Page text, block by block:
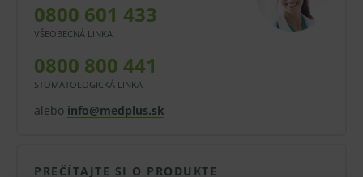
tehotenská poradňa.
zdravotníckej pomôcky in vitro odporúčame poradu s
0800 601 433
VŠEOBECNÁ LINKA
0800 800 441
STOMATOLOGICKÁ LINKA
alebo info@medplus.sk
PREČÍTAJTE SI O PRODUKTE